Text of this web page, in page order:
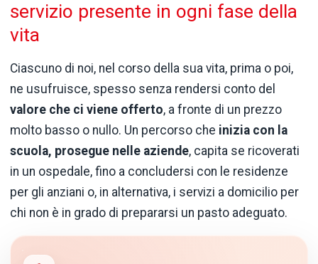
servizio presente in ogni fase della
vita
Ciascuno di noi, nel corso della sua vita, prima o poi,
ne usufruisce, spesso senza rendersi conto del
valore che ci viene offerto, a fronte di un prezzo
molto basso o nullo. Un percorso che inizia con la
scuola, prosegue nelle aziende, capita se ricoverati
in un ospedale, fino a concludersi con le residenze
per gli anziani o, in alternativa, i servizi a domicilio per
chi non è in grado di prepararsi un pasto adeguato.